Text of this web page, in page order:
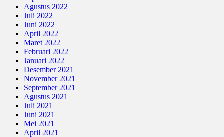
Agustus 2022
Juli 2022
Juni 2022
April 2022
Maret 2022
Februari 2022
Januari 2022
Desember 2021
November 2021
September 2021
Agustus 2021
Juli 2021
Juni 2021
Mei 2021
April 2021